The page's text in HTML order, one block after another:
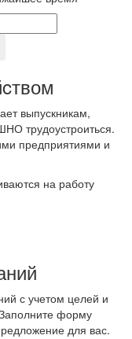
выпускникам,
трудоустроиться.
предприятиями и
на работу
с учетом целей и
форму
для вас.